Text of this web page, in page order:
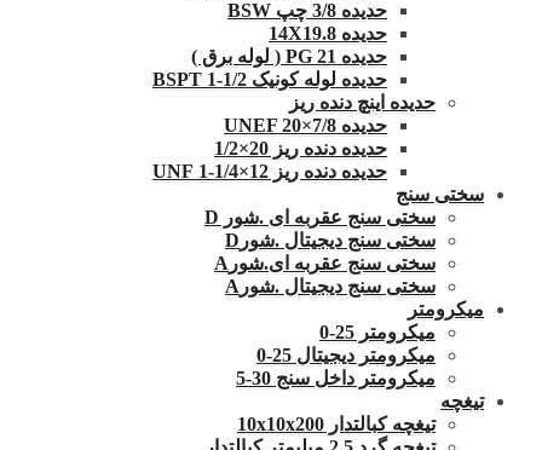
حدیده 3/8 چپ BSW
حدیده 14X19.8
حدیده 21 PG ( لوله برق )
حدیده لوله کونیک 1/2-1 BSPT
حدیده اینچ دنده ریز
حدیده UNEF 20×7/8
حدیده دنده ریز 20×1/2
حدیده دنده ریز 12×1/4-1 UNF
سختی سنج
سختی سنج عقربه ای .شور D
سختی سنج دیجیتال .شورD
سختی سنج عقربه ای.شورA
سختی سنج دیجیتال .شورA
میکرومتر
میکرومتر 25-0
میکرومتر دیجیتال 25-0
میکرومتر داخل سنج 30-5
تیغچه
تیغچه کبالتدار 10x10x200